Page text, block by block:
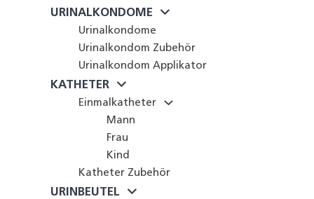
URINALKONDOME
Urinalkondome
Urinalkondom Zubehör
Urinalkondom Applikator
KATHETER
Einmalkatheter
Mann
Frau
Kind
Katheter Zubehör
URINBEUTEL